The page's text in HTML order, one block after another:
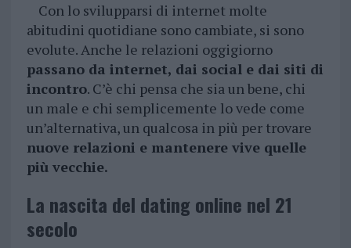
Con lo svilupparsi di internet molte
abitudini quotidiane sono cambiate, si sono
evolute. Anche le relazioni oggigiorno
passano da internet, dai social e dai siti di
incontro. C’è chi pensa che sia un bene, chi
un male e chi semplicemente lo vede come
un’alternativa, un qualcosa in più per trovare
nuove relazioni e mantenere vive quelle
più vecchie.
La nascita del dating online nel 21
secolo